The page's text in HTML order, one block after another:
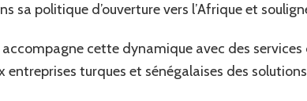
sa politique d’ouverture vers l’Afrique et
accompagne cette dynamique avec des services
entreprises turques et sénégalaises des